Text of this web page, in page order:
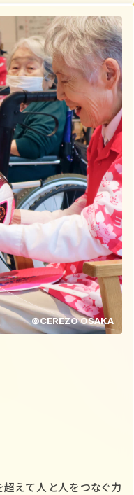
©CEREZO OSAKA
えて人と人をつなぐ力